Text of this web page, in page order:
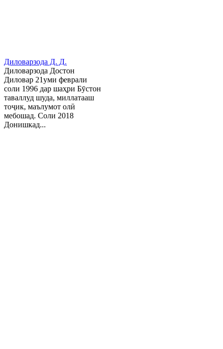
Диловарзода Д. Д.
Диловарзода Достон
Диловар 21уми феврали
соли 1996 дар шаҳри Бӯстон
таваллуд шуда, миллатааш
тоҷик, маълумот олӣ
мебошад. Соли 2018
Донишкад...